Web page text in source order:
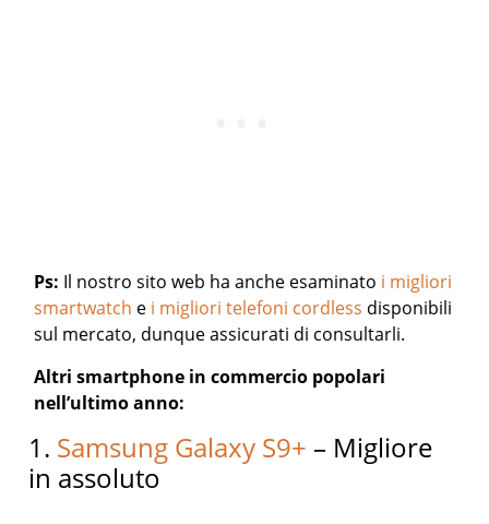
Ps: Il nostro sito web ha anche esaminato i migliori
smartwatch e i migliori telefoni cordless disponibili
sul mercato, dunque assicurati di consultarli.
Altri smartphone in commercio popolari
nell’ultimo anno:
1. Samsung Galaxy S9+ – Migliore
in assoluto